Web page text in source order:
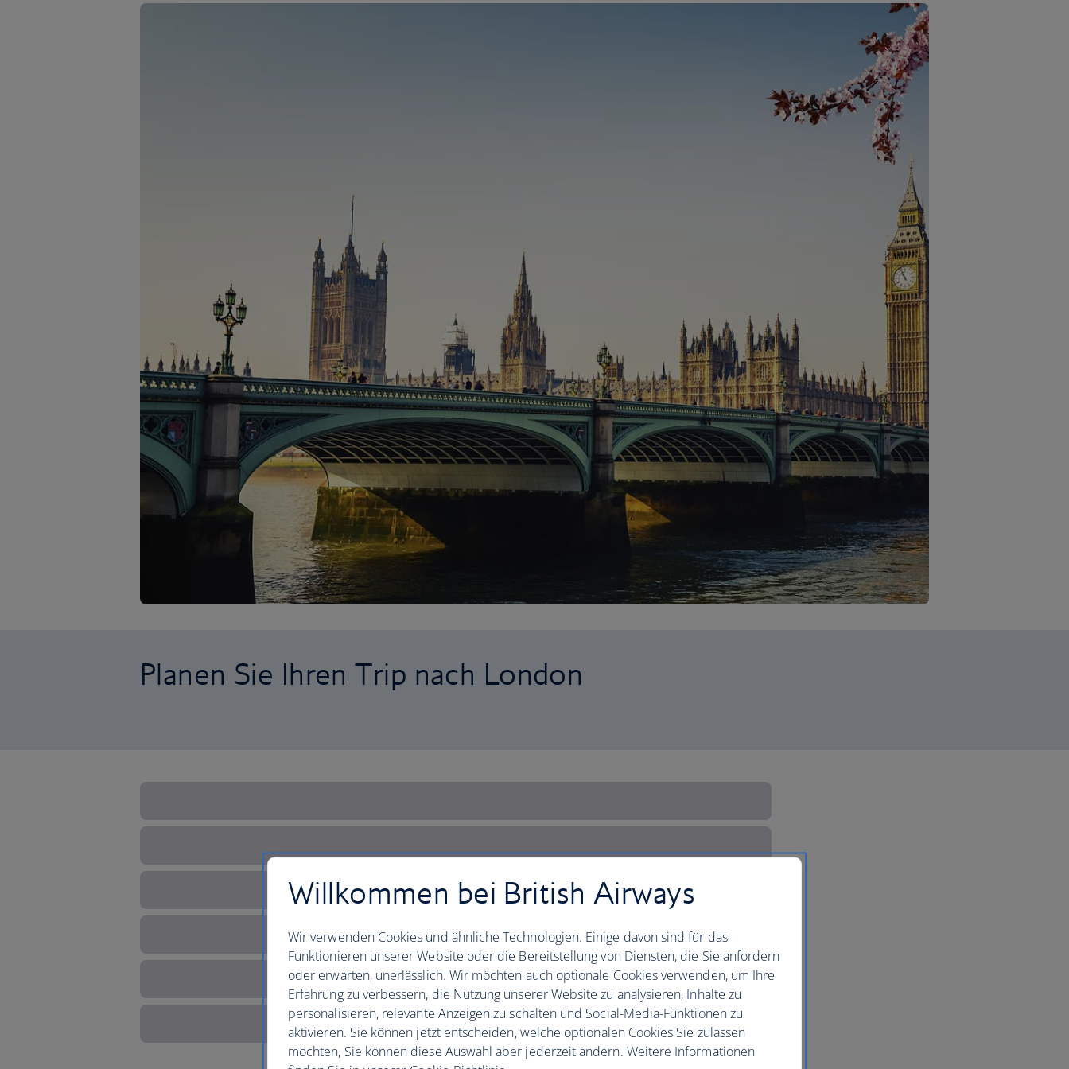
Planen Sie Ihren Trip nach London
Willkommen bei British Airways
Wir verwenden Cookies und ähnliche Technologien. Einige davon sind für das
Funktionieren unserer Website oder die Bereitstellung von Diensten, die Sie anfordern
oder erwarten, unerlässlich. Wir möchten auch optionale Cookies verwenden, um Ihre
Erfahrung zu verbessern, die Nutzung unserer Website zu analysieren, Inhalte zu
personalisieren, relevante Anzeigen zu schalten und Social-Media-Funktionen zu
aktivieren. Sie können jetzt entscheiden, welche optionalen Cookies Sie zulassen
möchten, Sie können diese Auswahl aber jederzeit ändern. Weitere Informationen